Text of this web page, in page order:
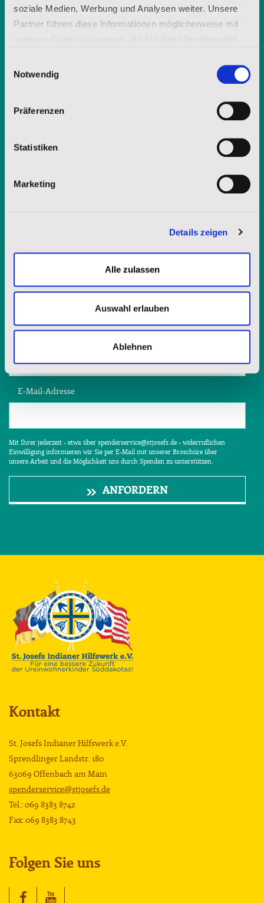
soziale Medien, Werbung und Analysen weiter. Unsere
Partner führen diese Informationen möglicherweise mit
gesammelt haben.
Notwendig
Präferenzen
Statistiken
Marketing
Details zeigen
Alle zulassen
Auswahl erlauben
Ablehnen
Vorname
E-Mail-Adresse
Mit Ihrer jederzeit - etwa über spenderservice@stjosefs.de - widerruflichen
Einwilligung informieren wir Sie per E-Mail mit unserer Broschüre über
unsere Arbeit und die Möglichkeit uns durch Spenden zu unterstützen.
ANFORDERN
Kontakt
St. Josefs Indianer Hilfswerk e.V.
Sprendlinger Landstr. 180
63069 Offenbach am Main
spenderservice@stjosefs.de
Tel.: 069 8383 8742
Fax: 069 8383 8743
Folgen Sie uns